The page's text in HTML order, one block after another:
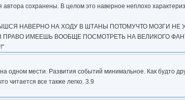
сохранены. В целом это наверное неплохо
НАВЕРНО НА ХОДУ В ШТАНЫ ПОТОМУЧТО МОЗГИ НЕ
ПРАВО ИМЕЕШЬ ВООБЩЕ ПОСМОТРЕТЬ НА ВЕЛИКОГО
мести. Развития событий минимальное. Как будто
читается все также легко. 3.9